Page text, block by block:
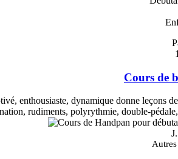
1
Cours de
enthousiaste, dynamique donne leçons
rudiments, polyrythmie, double-